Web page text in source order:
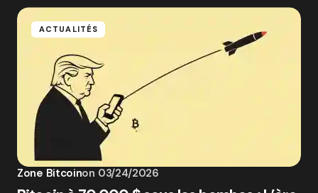
ACTUALITÉS
Zone Bitcoinon 03/24/2026